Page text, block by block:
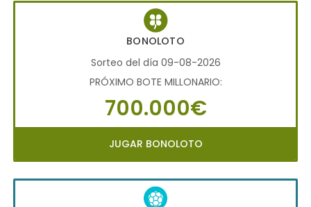
BONOLOTO
Sorteo del día 09-08-2026
PRÓXIMO BOTE MILLONARIO:
700.000€
JUGAR BONOLOTO